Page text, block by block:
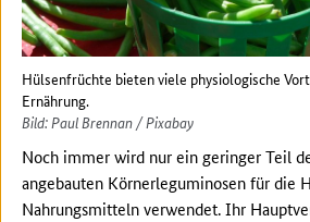
Hülsenfrüchte bieten viele physiologische
Ernährung.
Bild: Paul Brennan / Pixabay
Noch immer wird nur ein geringer Teil
angebauten Körnerleguminosen für die
Nahrungsmitteln verwendet. Ihr